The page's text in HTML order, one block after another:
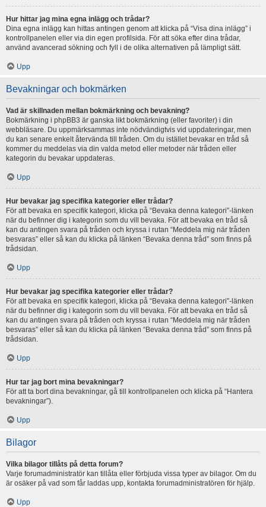
Hur hittar jag mina egna inlägg och trådar?
Dina egna inlägg kan hittas antingen genom att klicka på “Visa dina inlägg” i
kontrollpanelen eller via din egen profilsida. För att söka efter dina trådar,
använd avancerad sökning och fyll i de olika alternativen på lämpligt sätt.
Upp
Bevakningar och bokmärken
Vad är skillnaden mellan bokmärkning och bevakning?
Bokmärkning i phpBB3 är ganska likt bokmärkning (eller favoriter) i din
webbläsare. Du uppmärksammas inte nödvändigtvis vid uppdateringar, men
du kan senare enkelt återvända till tråden. Om du istället bevakar en tråd så
kommer du meddelas via din valda metod eller metoder när tråden eller
kategorin du bevakar uppdateras.
Upp
Hur bevakar jag specifika kategorier eller trådar?
För att bevaka en specifik kategori, klicka på “Bevaka denna kategori”-länken
när du befinner dig i kategorin som du vill bevaka. För att bevaka en tråd så
kan du antingen svara på tråden och kryssa i rutan “Meddela mig när tråden
besvaras” eller så kan du klicka på länken “Bevaka denna tråd” som finns på
trådsidan.
Upp
Hur bevakar jag specifika kategorier eller trådar?
För att bevaka en specifik kategori, klicka på “Bevaka denna kategori”-länken
när du befinner dig i kategorin som du vill bevaka. För att bevaka en tråd så
kan du antingen svara på tråden och kryssa i rutan “Meddela mig när tråden
besvaras” eller så kan du klicka på länken “Bevaka denna tråd” som finns på
trådsidan.
Upp
Hur tar jag bort mina bevakningar?
För att ta bort dina bevakningar, gå till kontrollpanelen och klicka på “Hantera
bevakningar”).
Upp
Bilagor
Vilka bilagor tillåts på detta forum?
Varje forumadministratör kan tillåta eller förbjuda vissa typer av bilagor. Om du
är osäker på vad som får laddas upp, kontakta forumadministratören för hjälp.
Upp